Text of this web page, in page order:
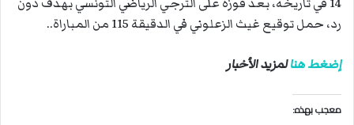
رد، حمل توقيع غيث الزعلوني في الدقيقة 115 من المباراة..
إضغط هنالمزيد الأخبار
معجب بهذه: